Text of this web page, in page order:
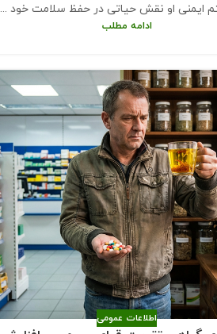
ایمنی او نقش حیاتی در حفظ سلامت خود ...
ادامه مطلب
اطلاعات عمومی